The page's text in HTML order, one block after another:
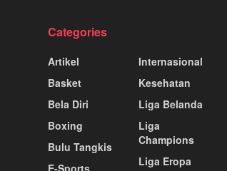
Categories
Artikel
Basket
Bela Diri
Boxing
Bulu Tangkis
Internasional
Kesehatan
Liga Belanda
Liga
Champions
Liga Eropa